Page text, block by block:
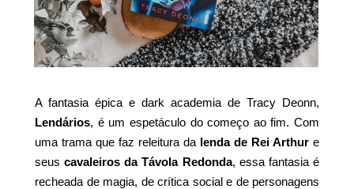
A fantasia épica e dark academia de Tracy Deonn,
Lendários, é um espetáculo do começo ao fim. Com
uma trama que faz releitura da lenda de Rei Arthur e
seuscavaleiros da Távola Redonda, essa fantasia é
recheada de magia, de crítica social e de personagens